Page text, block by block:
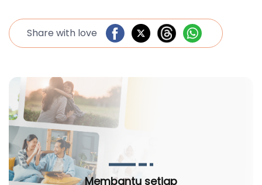
Share with love
Membantu setiap